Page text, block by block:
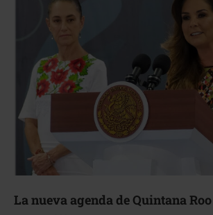
La nueva agenda de Quintana Roo